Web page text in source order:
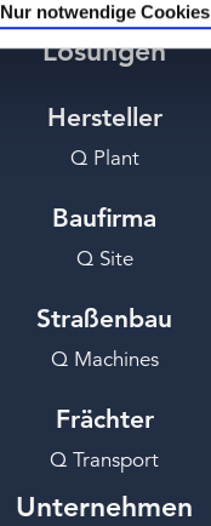
Nur notwendige Cookies
Lösungen
Hersteller
Q Plant
Baufirma
Q Site
Straßenbau
Q Machines
Frächter
Q Transport
Unternehmen